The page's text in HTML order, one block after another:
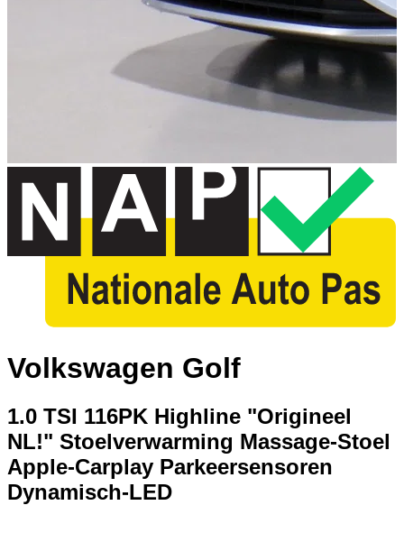
Volkswagen Golf
1.0 TSI 116PK Highline "Origineel
NL!" Stoelverwarming Massage-Stoel
Apple-Carplay Parkeersensoren
Dynamisch-LED